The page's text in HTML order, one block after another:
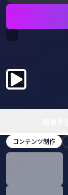
コンテンツ制作